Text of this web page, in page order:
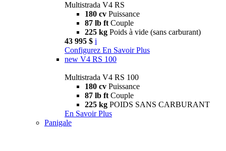
Multistrada V4 RS
180 cv Puissance
87 lb ft Couple
225 kg Poids à vide (sans carburant)
43 995 $ i
Configurez En Savoir Plus
new V4 RS 100
Multistrada V4 RS 100
180 cv Puissance
87 lb ft Couple
225 kg POIDS SANS CARBURANT
En Savoir Plus
Panigale